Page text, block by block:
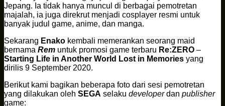
Jepang. Ia tidak hanya muncul di berbagai pemotretan
majalah, ia juga direkrut menjadi cosplayer resmi untuk
banyak judul game, anime, dan manga.
Sekarang Enako kembali memerankan seorang maid
bernama Rem untuk promosi game terbaru Re:ZERO –
Starting Life in Another World Lost in Memories yang
dirilis 9 September 2020.
Berikut kami bagikan beberapa foto dari sesi pemotretan
yang dilakukan oleh SEGA selaku developerdan publisher
game: